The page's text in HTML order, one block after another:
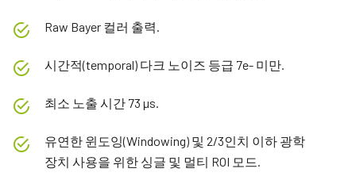
Raw Bayer 컬러 출력.
시간적(temporal) 다크 노이즈 등급 7e- 미만.
최소 노출 시간 73 µs.
유연한 윈도잉(Windowing) 및 2/3인치 이하 광학
장치 사용을 위한 싱글 및 멀티 ROI 모드.